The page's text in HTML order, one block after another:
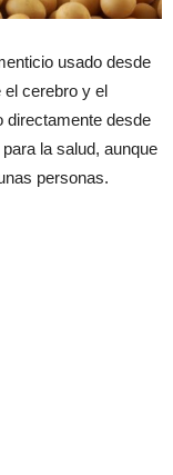
usado desde
cerebro y el
directamente desde
la salud, aunque
personas.